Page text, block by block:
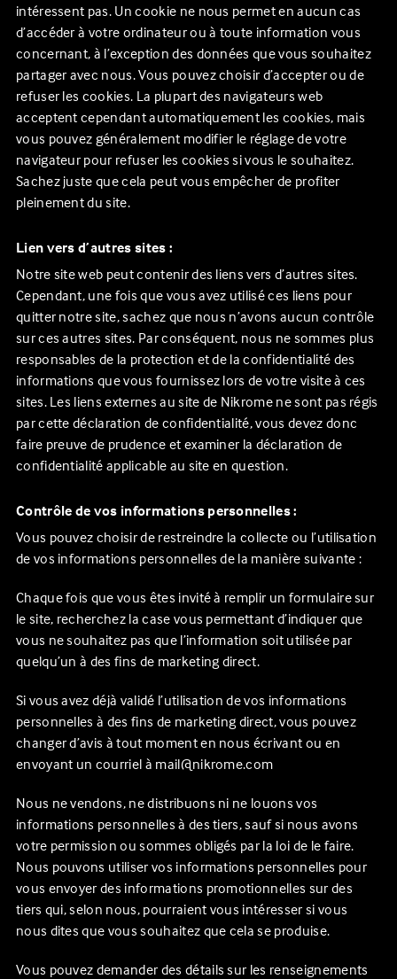
intéressent pas. Un cookie ne nous permet en aucun cas
d’accéder à votre ordinateur ou à toute information vous
concernant, à l’exception des données que vous souhaitez
partager avec nous. Vous pouvez choisir d’accepter ou de
refuser les cookies. La plupart des navigateurs web
acceptent cependant automatiquement les cookies, mais
vous pouvez généralement modifier le réglage de votre
navigateur pour refuser les cookies si vous le souhaitez.
Sachez juste que cela peut vous empêcher de profiter
pleinement du site.
Lien vers d’autres sites :
Notre site web peut contenir des liens vers d’autres sites.
Cependant, une fois que vous avez utilisé ces liens pour
quitter notre site, sachez que nous n’avons aucun contrôle
sur ces autres sites. Par conséquent, nous ne sommes plus
responsables de la protection et de la confidentialité des
informations que vous fournissez lors de votre visite à ces
sites. Les liens externes au site de Nikrome ne sont pas régis
par cette déclaration de confidentialité, vous devez donc
faire preuve de prudence et examiner la déclaration de
confidentialité applicable au site en question.
Contrôle de vos informations personnelles :
Vous pouvez choisir de restreindre la collecte ou l’utilisation
de vos informations personnelles de la manière suivante :
Chaque fois que vous êtes invité à remplir un formulaire sur
le site, recherchez la case vous permettant d’indiquer que
vous ne souhaitez pas que l’information soit utilisée par
quelqu’un à des fins de marketing direct.
Si vous avez déjà validé l’utilisation de vos informations
personnelles à des fins de marketing direct, vous pouvez
changer d’avis à tout moment en nous écrivant ou en
envoyant un courriel à mail@nikrome.com
Nous ne vendons, ne distribuons ni ne louons vos
informations personnelles à des tiers, sauf si nous avons
votre permission ou sommes obligés par la loi de le faire.
Nous pouvons utiliser vos informations personnelles pour
vous envoyer des informations promotionnelles sur des
tiers qui, selon nous, pourraient vous intéresser si vous
nous dites que vous souhaitez que cela se produise.
Vous pouvez demander des détails sur les renseignements